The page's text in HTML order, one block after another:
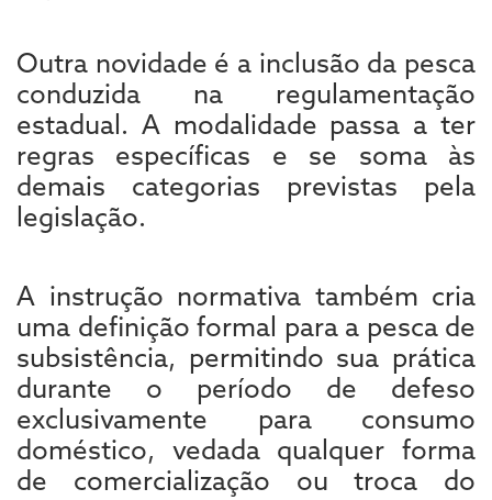
Outra novidade é a inclusão da pesca
conduzida na regulamentação
estadual. A modalidade passa a ter
regras específicas e se soma às
demais categorias previstas pela
legislação.
A instrução normativa também cria
uma definição formal para a pesca de
subsistência, permitindo sua prática
durante o período de defeso
exclusivamente para consumo
doméstico, vedada qualquer forma
de comercialização ou troca do